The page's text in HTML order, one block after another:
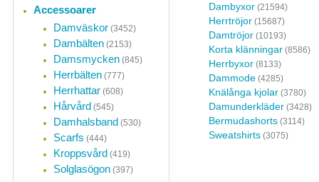
Dambyxor (21594)
Herrtröjor (15687)
Damtröjor (10193)
Korta klänningar (8586)
Herrbyxor (8133)
Dammode (4285)
Knälånga kjolar (3780)
Damunderkläder (3428)
Bermudashorts (3114)
Sweatshirts (3075)
Accessoarer
Damväskor (3452)
Dambälten (2153)
Damsmycken (845)
Herrbälten (777)
Herrhattar (608)
Hårvård (545)
Damhalsband (530)
Scarfs (444)
Kroppsvård (419)
Solglasögon (397)